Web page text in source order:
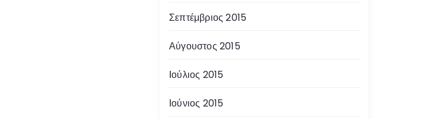
Σεπτέμβριος 2015
Αύγουστος 2015
Ιούλιος 2015
Ιούνιος 2015